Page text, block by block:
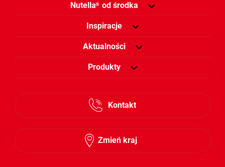
Nutella® od środka
Inspiracje
Aktualności
Produkty
Kontakt
Zmień kraj